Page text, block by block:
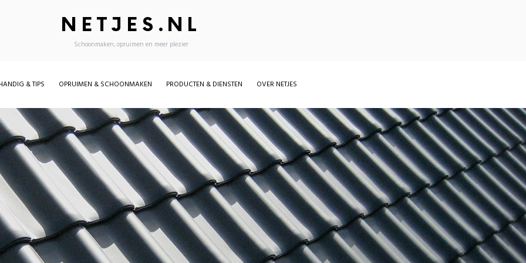
NETJES.NL
Schoonmaken, opruimen en meer plezier
& TIPS OPRUIMEN & SCHOONMAKEN PRODUCTEN & DIENSTEN OVER NETJES